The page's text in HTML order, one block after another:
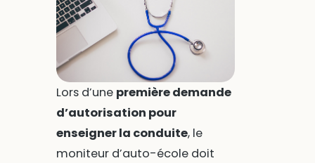
Lors d’une première demande
d’autorisation pour
enseigner la conduite, le
moniteur d’auto-école doit